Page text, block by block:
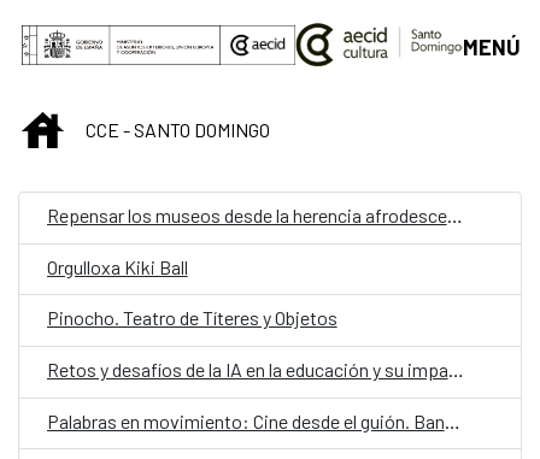
Saltar al contenido principal
MENÚ
INICIOCCE - SANTO DOMINGO
Repensar los museos desde la herencia afrodescendiente
Orgulloxa Kiki Ball
Pinocho. Teatro de Títeres y Objetos
Retos y desafíos de la IA en la educación y su impacto en la sociedad futura